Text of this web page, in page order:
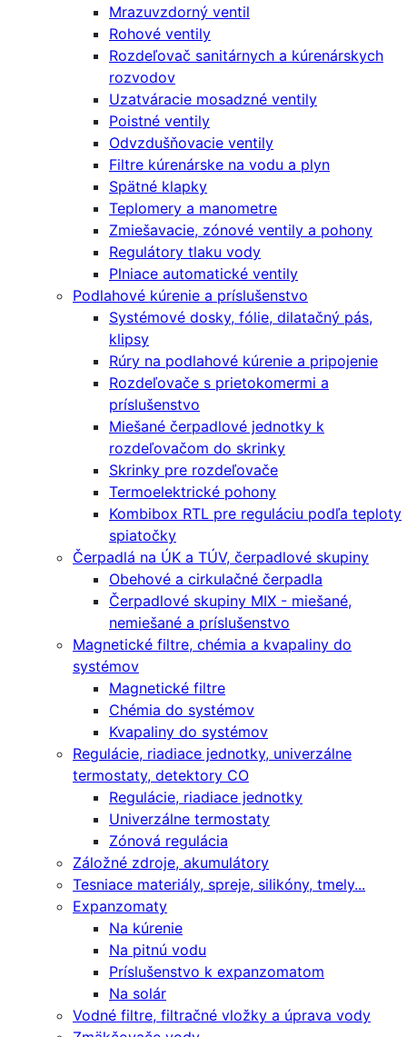
Mrazuvzdorný ventil
Rohové ventily
Rozdeľovač sanitárnych a kúrenárskych
rozvodov
Uzatváracie mosadzné ventily
Poistné ventily
Odvzdušňovacie ventily
Filtre kúrenárske na vodu a plyn
Spätné klapky
Teplomery a manometre
Zmiešavacie, zónové ventily a pohony
Regulátory tlaku vody
Plniace automatické ventily
Podlahové kúrenie a príslušenstvo
Systémové dosky, fólie, dilatačný pás,
klipsy
Rúry na podlahové kúrenie a pripojenie
Rozdeľovače s prietokomermi a
príslušenstvo
Miešané čerpadlové jednotky k
rozdeľovačom do skrinky
Skrinky pre rozdeľovače
Termoelektrické pohony
Kombibox RTL pre reguláciu podľa teploty
spiatočky
Čerpadlá na ÚK a TÚV, čerpadlové skupiny
Obehové a cirkulačné čerpadla
Čerpadlové skupiny MIX - miešané,
nemiešané a príslušenstvo
Magnetické filtre, chémia a kvapaliny do
systémov
Magnetické filtre
Chémia do systémov
Kvapaliny do systémov
Regulácie, riadiace jednotky, univerzálne
termostaty, detektory CO
Regulácie, riadiace jednotky
Univerzálne termostaty
Zónová regulácia
Záložné zdroje, akumulátory
Tesniace materiály, spreje, silikóny, tmely...
Expanzomaty
Na kúrenie
Na pitnú vodu
Príslušenstvo k expanzomatom
Na solár
Vodné filtre, filtračné vložky a úprava vody